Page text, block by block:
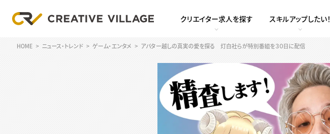
クリエイター求人を探す スキルアップしたい！
HOME ニュース・トレンド ゲーム・エンタメ アバター越しの真実の愛を探る 灯白社らが特別番組を３０日に配信